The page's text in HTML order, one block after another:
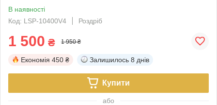
В наявності
Код: LSP-10400V4
Роздріб
1 500 ₴ 1 950 ₴
Економія 450 ₴ Залишилось 8 днів
Купити
або